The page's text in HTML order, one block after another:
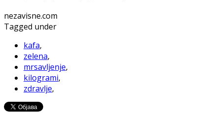
nezavisne.com
Tagged under
kafa,
zelena,
mrsavljenje,
kilogrami,
zdravlje,